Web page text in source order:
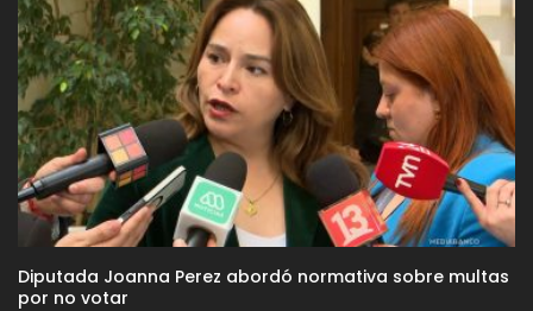
Diputada Joanna Perez abordó normativa sobre multas
por no votar